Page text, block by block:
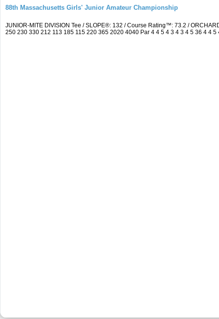
88th Massachusetts Girls' Junior Amateur Championship
JUNIOR-MITE DIVISION Tee / SLOPE®: 132 / Course Rating™: 73.2 /
250 230 330 212 113 185 115 220 365 2020 4040 Par 4 4 5 4 3 4 3 4 5 36 4 4 5